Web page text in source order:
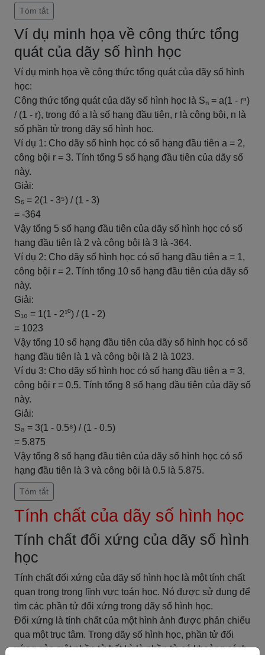
Tóm tắt
Ví dụ minh họa về công thức tổng
quát của dãy số hình học
Ví dụ minh họa về công thức tổng quát của dãy số hình
học:
Công thức tổng quát của dãy số hình học là Sₙ = a(1 - rⁿ)
/ (1 - r), trong đó a là số hạng đầu tiên, r là công bội, n là
số phần tử trong dãy số hình học.
Ví dụ 1: Cho dãy số hình học có số hạng đầu tiên a = 2,
công bội r = 3. Tính tổng 5 số hạng đầu tiên của dãy số
này.
Giải:
S₅ = 2(1 - 3⁵) / (1 - 3)
= -364
Vậy tổng 5 số hạng đầu tiên của dãy số hình học có số
hạng đầu tiên là 2 và công bội là 3 là -364.
Ví dụ 2: Cho dãy số hình học có số hạng đầu tiên a = 1,
công bội r = 2. Tính tổng 10 số hạng đầu tiên của dãy số
này.
Giải:
S₁₀ = 1(1 - 2¹⁰) / (1 - 2)
= 1023
Vậy tổng 10 số hạng đầu tiên của dãy số hình học có số
hạng đầu tiên là 1 và công bội là 2 là 1023.
Ví dụ 3: Cho dãy số hình học có số hạng đầu tiên a = 3,
công bội r = 0.5. Tính tổng 8 số hạng đầu tiên của dãy số
này.
Giải:
S₈ = 3(1 - 0.5⁸) / (1 - 0.5)
= 5.875
Vậy tổng 8 số hạng đầu tiên của dãy số hình học có số
hạng đầu tiên là 3 và công bội là 0.5 là 5.875.
Tóm tắt
Tính chất của dãy số hình học
Tính chất đối xứng của dãy số hình
học
Tính chất đối xứng của dãy số hình học là một tính chất
quan trọng trong lĩnh vực toán học. Nó được sử dụng để
tìm các phần tử đối xứng trong dãy số hình học.
Đối xứng là tính chất của một hình ảnh được phản chiếu
qua một trục tâm. Trong dãy số hình học, phần tử đối
xứng của một phần tử bất kỳ là phần tử có khoảng cách